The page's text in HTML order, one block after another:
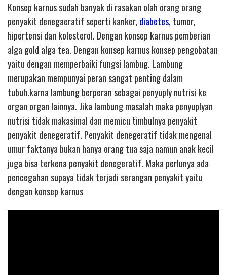
Konsep karnus sudah banyak di rasakan olah orang orang
penyakit denegaeratif seperti kanker, diabetes, tumor,
hipertensi dan kolesterol. Dengan konsep karnus pemberian
alga gold alga tea. Dengan konsep karnus konsep pengobatan
yaitu dengan memperbaiki fungsi lambug. Lambung
merupakan mempunyai peran sangat penting dalam
tubuh.karna lambung berperan sebagai penyuply nutrisi ke
organ organ lainnya. Jika lambung masalah maka penyuplyan
nutrisi tidak makasimal dan memicu timbulnya penyakit
penyakit denegeratif. Penyakit denegeratif tidak mengenal
umur faktanya bukan hanya orang tua saja namun anak kecil
juga bisa terkena penyakit denegeratif. Maka perlunya ada
pencegahan supaya tidak terjadi serangan penyakit yaitu
dengan konsep karnus